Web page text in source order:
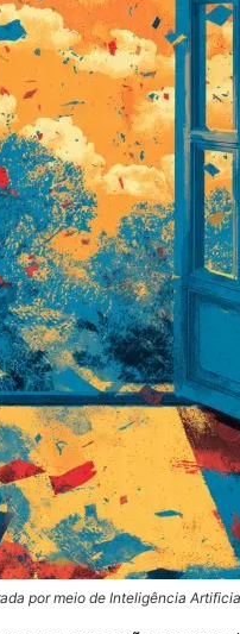
por meio de Inteligência